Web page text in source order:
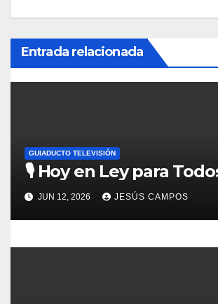
i
ó
n
e
n
t
r
Entrada relacionada
GUIADUCTO TELEVISIÓN
🎙️ Hoy en Ley para
JUN 12, 2026 JESÚS CAMPOS